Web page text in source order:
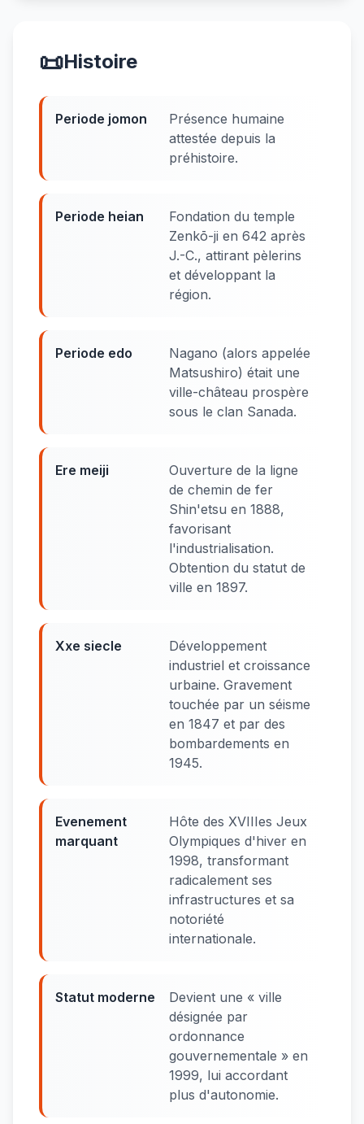
📜Histoire
Periode jomon
Présence humaine
attestée depuis la
préhistoire.
Periode heian
Fondation du temple
Zenkō-ji en 642 après
J.-C., attirant pèlerins
et développant la
région.
Periode edo
Nagano (alors appelée
Matsushiro) était une
ville-château prospère
sous le clan Sanada.
Ere meiji
Ouverture de la ligne
de chemin de fer
Shin'etsu en 1888,
favorisant
l'industrialisation.
Obtention du statut de
ville en 1897.
Xxe siecle
Développement
industriel et croissance
urbaine. Gravement
touchée par un séisme
en 1847 et par des
bombardements en
1945.
Evenement
marquant
Hôte des XVIIIes Jeux
Olympiques d'hiver en
1998, transformant
radicalement ses
infrastructures et sa
notoriété
internationale.
Statut moderne
Devient une « ville
désignée par
ordonnance
gouvernementale » en
1999, lui accordant
plus d'autonomie.